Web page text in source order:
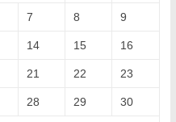
7 8 9
14 15 16
21 22 23
28 29 30